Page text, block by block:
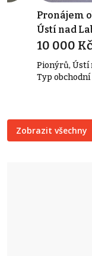
Pronájem
Ústí nad
10 000
Pionýrů, Ústí
Typ
Zobrazit všechny